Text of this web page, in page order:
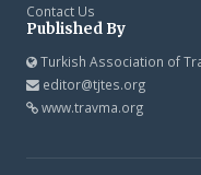
Contact Us
Published By
Turkish Association of
editor@tjtes.org
www.travma.org